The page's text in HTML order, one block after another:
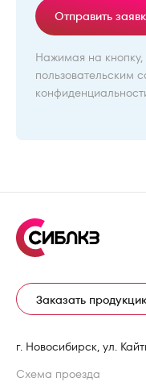
Отправить
Нажимая на
пользовательским
Заказать
г. Новосибирск, ул.
Схема проезда